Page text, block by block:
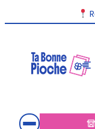
au